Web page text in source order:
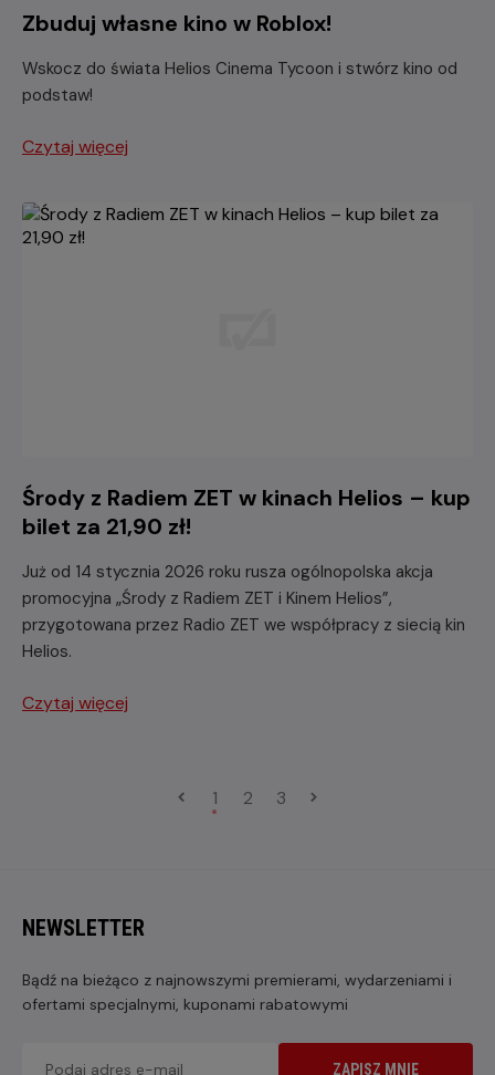
Zbuduj własne kino w Roblox!
Wskocz do świata Helios Cinema Tycoon i stwórz kino od
podstaw!
Czytaj więcej
Środy z Radiem ZET w kinach Helios – kup
bilet za 21,90 zł!
Już od 14 stycznia 2026 roku rusza ogólnopolska akcja
promocyjna „Środy z Radiem ZET i Kinem Helios”,
przygotowana przez Radio ZET we współpracy z siecią kin
Helios.
Czytaj więcej
1 2 3
NEWSLETTER
Bądź na bieżąco z najnowszymi premierami, wydarzeniami i
ofertami specjalnymi, kuponami rabatowymi
ZAPISZ MNIE